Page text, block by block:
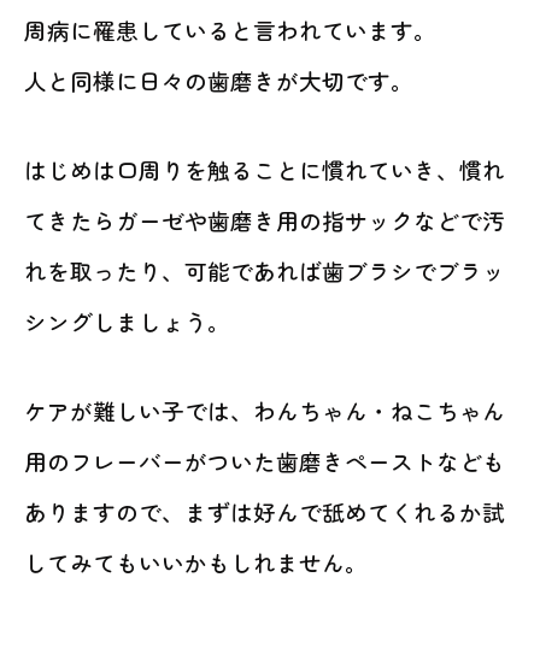
周病に罹患していると言われています。
人と同様に日々の歯磨きが大切です。
はじめは口周りを触ることに慣れていき、慣れ
てきたらガーゼや歯磨き用の指サックなどで汚
れを取ったり、可能であれば歯ブラシでブラッ
シングしましょう。
ケアが難しい子では、わんちゃん・ねこちゃん
用のフレーバーがついた歯磨きペーストなども
ありますので、まずは好んで舐めてくれるか試
してみてもいいかもしれません。